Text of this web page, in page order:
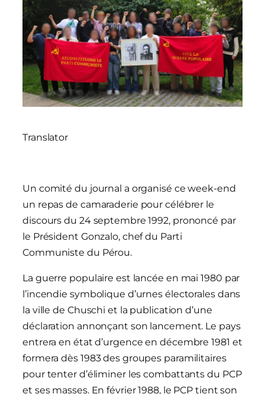
Translator
Un comité du journal a organisé ce week-end
un repas de camaraderie pour célébrer le
discours du 24 septembre 1992, prononcé par
le Président Gonzalo, chef du Parti
Communiste du Pérou.
La guerre populaire est lancée en mai 1980 par
l’incendie symbolique d’urnes électorales dans
la ville de Chuschi et la publication d’une
déclaration annonçant son lancement. Le pays
entrera en état d’urgence en décembre 1981 et
formera dès 1983 des groupes paramilitaires
pour tenter d’éliminer les combattants du PCP
et ses masses. En février 1988, le PCP tient son